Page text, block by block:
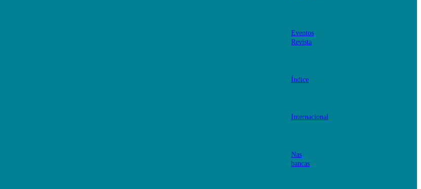
Eventos
Revista
Índice
Internacional
Nas
bancas